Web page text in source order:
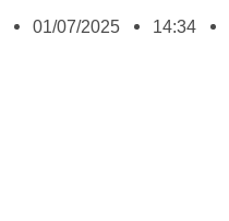
01/07/2025
14:34